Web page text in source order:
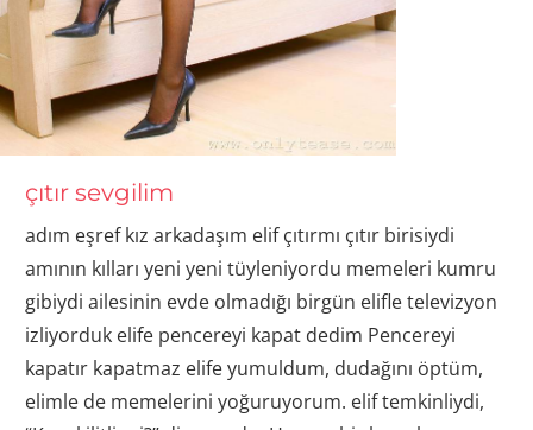
çıtır sevgilim
adım eşref kız arkadaşım elif çıtırmı çıtır birisiydi
amının kılları yeni yeni tüyleniyordu memeleri kumru
gibiydi ailesinin evde olmadığı birgün elifle televizyon
izliyorduk elife pencereyi kapat dedim Pencereyi
kapatır kapatmaz elife yumuldum, dudağını öptüm,
elimle de memelerini yoğuruyorum. elif temkinliydi,